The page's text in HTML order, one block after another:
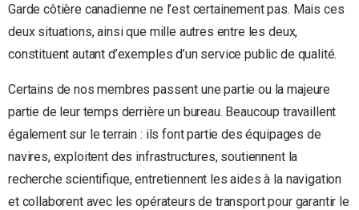
Garde côtière canadienne ne l’est certainement pas. Mais ces
deux situations, ainsi que mille autres entre les deux,
constituent autant d’exemples d’un service public de qualité.
Certains de nos membres passent une partie ou la majeure
partie de leur temps derrière un bureau. Beaucoup travaillent
également sur le terrain : ils font partie des équipages de
navires, exploitent des infrastructures, soutiennent la
recherche scientifique, entretiennent les aides à la navigation
et collaborent avec les opérateurs de transport pour garantir le